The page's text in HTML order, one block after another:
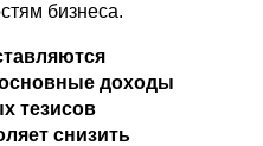
бизнеса.
доходы
тезисов
снизить